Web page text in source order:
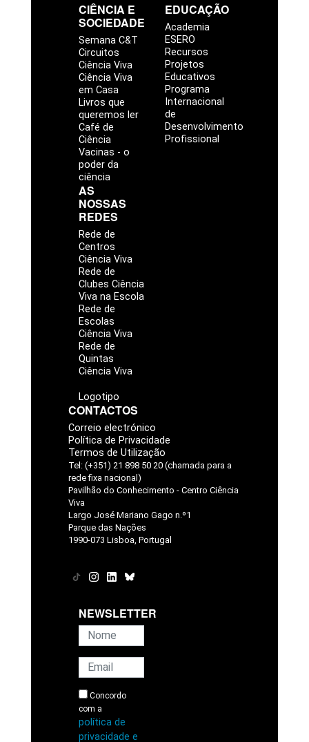
CIÊNCIA E
SOCIEDADE
Semana C&T
Circuitos
Ciência Viva
Ciência Viva
em Casa
Livros que
queremos ler
Café de
Ciência
Vacinas - o
poder da
ciência
EDUCAÇÃO
Academia
ESERO
Recursos
Projetos
Educativos
Programa
Internacional
de
Desenvolvimento
Profissional
AS
NOSSAS
REDES
Rede de
Centros
Ciência Viva
Rede de
Clubes Ciência
Viva na Escola
Rede de
Escolas
Ciência Viva
Rede de
Quintas
Ciência Viva
Logotipo
CONTACTOS
Correio electrónico
Política de Privacidade
Termos de Utilização
Tel: (+351) 21 898 50 20 (chamada para a
rede fixa nacional)
Pavilhão do Conhecimento - Centro Ciência
Viva
Largo José Mariano Gago n.º1
Parque das Nações
1990-073 Lisboa, Portugal
NEWSLETTER
Concordo
com a
política de
privacidade e